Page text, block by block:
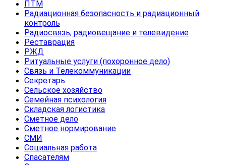
ПТМ
Радиационная безопасность и радиационный
контроль
Радиосвязь, радиовещание и телевидение
Реставрация
РЖД
Ритуальные услуги (похоронное дело)
Связь и Телекоммуникации
Секретарь
Сельское хозяйство
Семейная психология
Складская логистика
Сметное дело
Сметное нормирование
СМИ
Социальная работа
Спасателям